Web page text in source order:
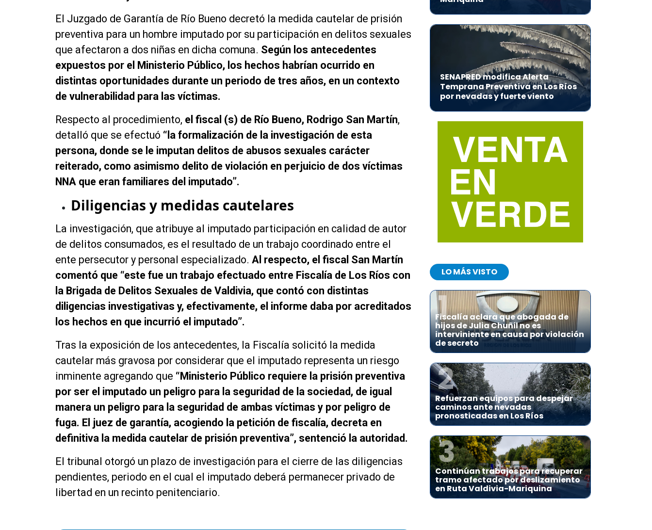
El Juzgado de Garantía de Río Bueno decretó la medida cautelar de prisión
preventiva para un hombre imputado por su participación en delitos sexuales
que afectaron a dos niñas en dicha comuna. Según los antecedentes
expuestos por el Ministerio Público, los hechos habrían ocurrido en
distintas oportunidades durante un periodo de tres años, en un contexto
de vulnerabilidad para las víctimas.
Respecto al procedimiento, el fiscal (s) de Río Bueno, Rodrigo San Martín,
detalló que se efectuó “la formalización de la investigación de esta
persona, donde se le imputan delitos de abusos sexuales carácter
reiterado, como asimismo delito de violación en perjuicio de dos víctimas
NNA que eran familiares del imputado”.
Diligencias y medidas cautelares
La investigación, que atribuye al imputado participación en calidad de autor
de delitos consumados, es el resultado de un trabajo coordinado entre el
ente persecutor y personal especializado. Al respecto, el fiscal San Martín
comentó que “este fue un trabajo efectuado entre Fiscalía de Los Ríos con
la Brigada de Delitos Sexuales de Valdivia, que contó con distintas
diligencias investigativas y, efectivamente, el informe daba por acreditados
los hechos en que incurrió el imputado”.
Tras la exposición de los antecedentes, la Fiscalía solicitó la medida
cautelar más gravosa por considerar que el imputado representa un riesgo
inminente agregando que “Ministerio Público requiere la prisión preventiva
por ser el imputado un peligro para la seguridad de la sociedad, de igual
manera un peligro para la seguridad de ambas víctimas y por peligro de
fuga. El juez de garantía, acogiendo la petición de fiscalía, decreta en
definitiva la medida cautelar de prisión preventiva”, sentenció la autoridad.
El tribunal otorgó un plazo de investigación para el cierre de las diligencias
pendientes, periodo en el cual el imputado deberá permanecer privado de
libertad en un recinto penitenciario.
SENAPRED modifica Alerta
Temprana Preventiva en Los Ríos
por nevadas y fuerte viento
LO MÁS VISTO
1
Fiscalía aclara que abogada de
hijos de Julia Chuñil no es
interviniente en causa por violación
de secreto
2
Refuerzan equipos para despejar
caminos ante nevadas
pronosticadas en Los Ríos
3
Continúan trabajos para recuperar
tramo afectado por deslizamiento
en Ruta Valdivia-Mariquina